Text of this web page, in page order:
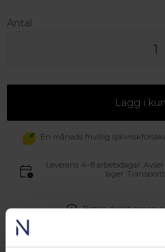
Antal
Lägg i
En månads frivillig
Leverans 4–8 arbetsdagar.
lager.
Betala direkt, senare